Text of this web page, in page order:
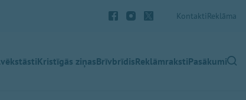
KontaktiReklāma
Kristīgās ziņasBrīvbrīdisReklāmrakstiPasākumi